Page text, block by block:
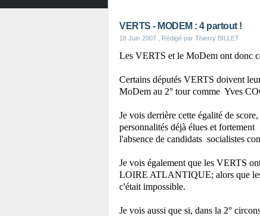
VERTS - MODEM : 4 partout !
18 Juin 2007 , Rédigé par Thierry BILLET
Les VERTS et le MoDem ont donc
Certains députés VERTS doivent
MoDem au 2° tour comme Yves
Je vois derrière cette égalité de
personnalités déjà élues et
l'absence de candidats socialistes
Je vois également que les VERTS
LOIRE ATLANTIQUE; alors que
c'était impossible.
Je vois aussi que si, dans la 2°